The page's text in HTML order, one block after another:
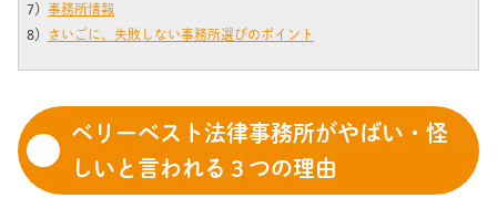
7） 事務所情報
8）
さいごに、失敗しない事務所選びのポイント
ベリーベスト法律事務所がやばい・怪
しいと言われる３つの理由